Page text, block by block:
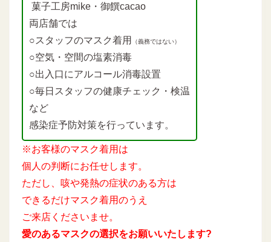
菓子工房mike・御饌cacao
両店舗では
○スタッフのマスク着用
（義務ではない）
○空気・空間の塩素消毒
○出入口にアルコール消毒設置
○毎日スタッフの健康チェック・検温
など
感染症予防対策を行っています。
※お客様のマスク着用は
個人の判断にお任せします。
ただし、咳や発熱の症状のある方は
できるだけマスク着用のうえ
ご来店くださいませ。
愛のあるマスクの選択をお願いいたします?